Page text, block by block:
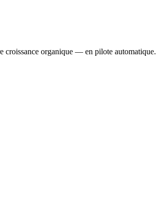
croissance organique — en pilote automatique.